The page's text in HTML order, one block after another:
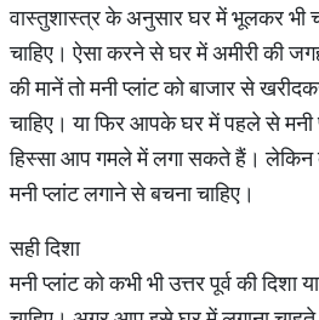
वास्तुशास्त्र के अनुसार घर में भूलकर भी
चाहिए। ऐसा करने से घर में अमीरी की
की मानें तो मनी प्लांट को बाजार से
चाहिए। या फिर आपके घर में पहले से मनी
हिस्सा आप गमले में लगा सकते हैं।
मनी प्लांट लगाने से बचना चाहिए।
सही दिशा
मनी प्लांट को कभी भी उत्तर पूर्व की दिशा